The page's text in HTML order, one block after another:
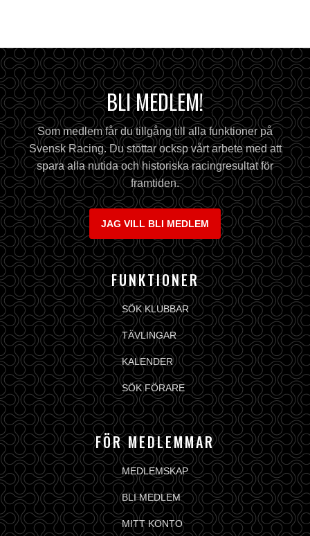
BLI MEDLEM!
Som medlem får du tillgång till alla funktioner på
Svensk Racing. Du stöttar ocksp vårt arbete med att
spara alla nutida och historiska racingresultat för
framtiden.
JAG VILL BLI MEDLEM
FUNKTIONER
SÖK KLUBBAR
TÄVLINGAR
KALENDER
SÖK FÖRARE
FÖR MEDLEMMAR
MEDLEMSKAP
BLI MEDLEM
MITT KONTO